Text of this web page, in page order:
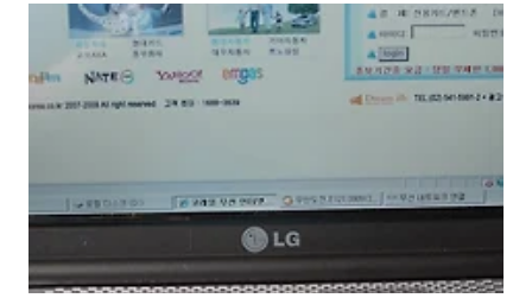
우 송장난역(宋江南驛)까지 가장 빠르게는 45분 정도 소요되며 열차 시각에
따라 차이는 있지만 1시간정도 소요됩니다. 중국고속철 中国铁路高速,
China Railway High-speed, CRH (흔히 高鉄까오티에 라고 부름） 국토
가 넓은 중국에서 물류와 이동의 시간을 줄여줄 수 있는 빠른 철도의 등장은 필